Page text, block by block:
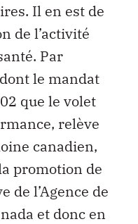
Il en est de
de l’activité
Par
le mandat
que le volet
relève
canadien,
promotion de
de l’Agence de
et donc en